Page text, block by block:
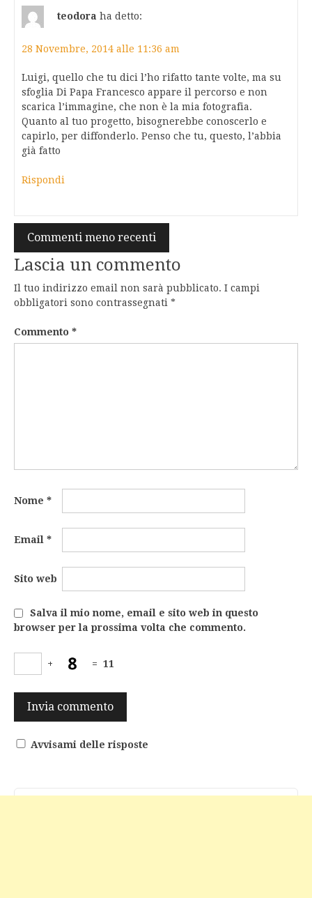
teodora ha detto:
28 Novembre, 2014 alle 11:36 am
Luigi, quello che tu dici l’ho rifatto tante volte, ma su
sfoglia Di Papa Francesco appare il percorso e non
scarica l’immagine, che non è la mia fotografia.
Quanto al tuo progetto, bisognerebbe conoscerlo e
capirlo, per diffonderlo. Penso che tu, questo, l’abbia
già fatto
Rispondi
Navigazione
commenti
Commenti meno recenti
Lascia un commento
Il tuo indirizzo email non sarà pubblicato. I campi
obbligatori sono contrassegnati *
Commento *
Nome *
Email *
Sito web
Salva il mio nome, email e sito web in questo
browser per la prossima volta che commento.
+ = 11
Avvisami delle risposte